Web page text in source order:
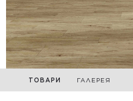
ТОВАРИ ГАЛЕРЕЯ